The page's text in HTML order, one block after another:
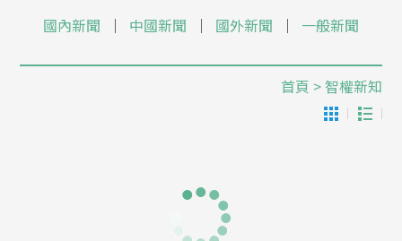
國內新聞 │ 中國新聞 │ 國外新聞 │ 一般新聞
首頁 > 智權新知